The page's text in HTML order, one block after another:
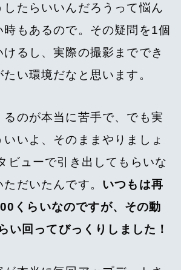
したらいいんだろうって悩ん
時もあるので。その疑問を1個
るし、実際の撮影まででき
い環境だなと思います。
のが本当に苦手で、でも実
いよ、そのままやりましょ
ビューで引き出してもらいな
だいたんです。 いつもは再
くらいなのですが、その動
い回ってびっくりしました！